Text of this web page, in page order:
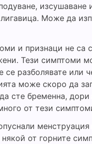
изсушаване
Може да
и признаци не са
Тези симптоми
се разболявате или
може скоро да
сте бременна, дори
от тези
менструация
някой от горните